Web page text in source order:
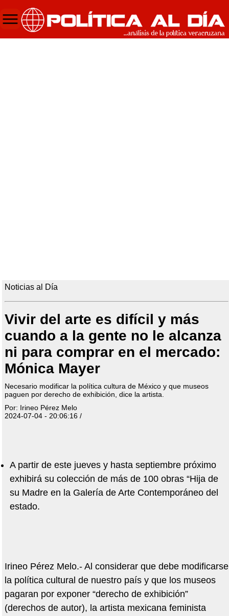
Noticias al Día
Vivir del arte es difícil y más
cuando a la gente no le alcanza
ni para comprar en el mercado:
Mónica Mayer
Necesario modificar la política cultura de México y que museos
paguen por derecho de exhibición, dice la artista.
Por: Irineo Pérez Melo
2024-07-04 - 20:06:16 /
A partir de este jueves y hasta septiembre próximo
exhibirá su colección de más de 100 obras “Hija de
su Madre en la Galería de Arte Contemporáneo del
estado.
Irineo Pérez Melo.- Al considerar que debe modificarse
la política cultural de nuestro país y que los museos
pagaran por exponer “derecho de exhibición”
(derechos de autor), la artista mexicana feminista